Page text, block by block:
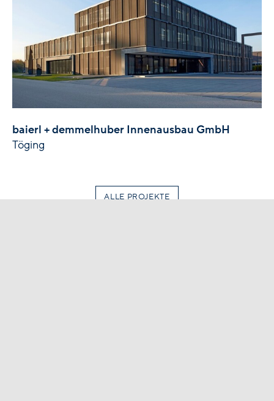
baierl + demmelhuber Innenausbau GmbH
Töging
ALLE PROJEKTE